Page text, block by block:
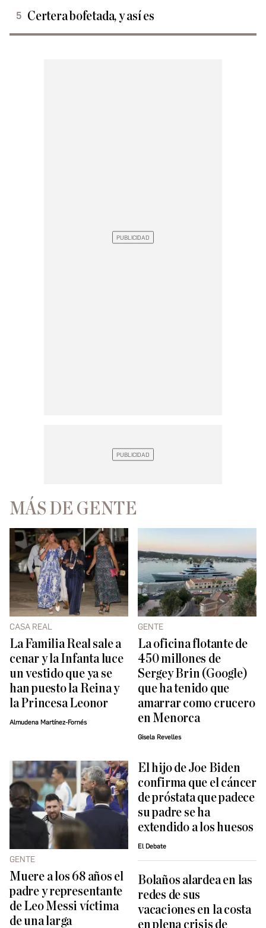
Certera bofetada, y así es
MÁS DE GENTE
CASA REAL
La Familia Real sale a
cenar y la Infanta luce
un vestido que ya se
han puesto la Reina y
la Princesa Leonor
Almudena Martínez-Fornés
GENTE
La oficina flotante de
450 millones de
Sergey Brin (Google)
que ha tenido que
amarrar como crucero
en Menorca
Gisela Revelles
GENTE
Muere a los 68 años el
padre y representante
de Leo Messi víctima
de una larga
El hijo de Joe Biden
confirma que el cáncer
de próstata que padece
su padre se ha
extendido a los huesos
El Debate
Bolaños alardea en las
redes de sus
vacaciones en la costa
en plena crisis de